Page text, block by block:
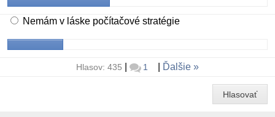
Nemám v láske počítačové stratégie
Hlasov: 435 1 Ďalšie
Hlasovať